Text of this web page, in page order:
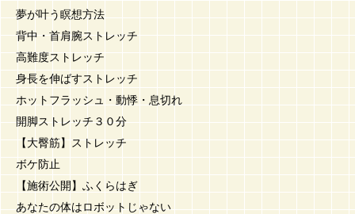
夢が叶う瞑想方法
背中・首肩腕ストレッチ
高難度ストレッチ
身長を伸ばすストレッチ
ホットフラッシュ・動悸・息切れ
開脚ストレッチ３０分
【大臀筋】ストレッチ
ボケ防止
【施術公開】ふくらはぎ
あなたの体はロボットじゃない